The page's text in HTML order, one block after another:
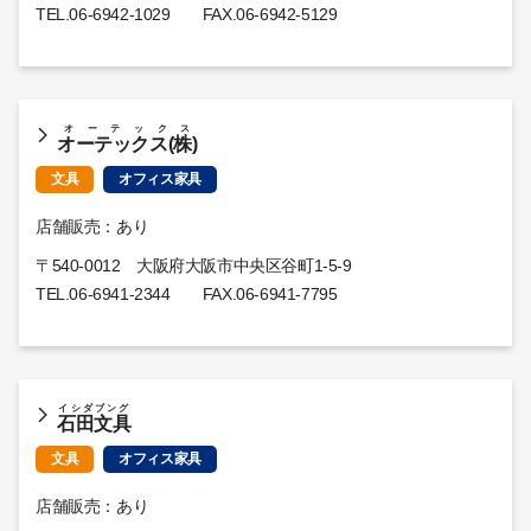
TEL.06-6942-1029FAX.06-6942-5129
オーテックス(株)
オーテックス
文具 オフィス家具
店舗販売：あり
〒540-0012 大阪府大阪市中央区谷町1-5-9
TEL.06-6941-2344FAX.06-6941-7795
石田文具
イシダブング
文具 オフィス家具
店舗販売：あり